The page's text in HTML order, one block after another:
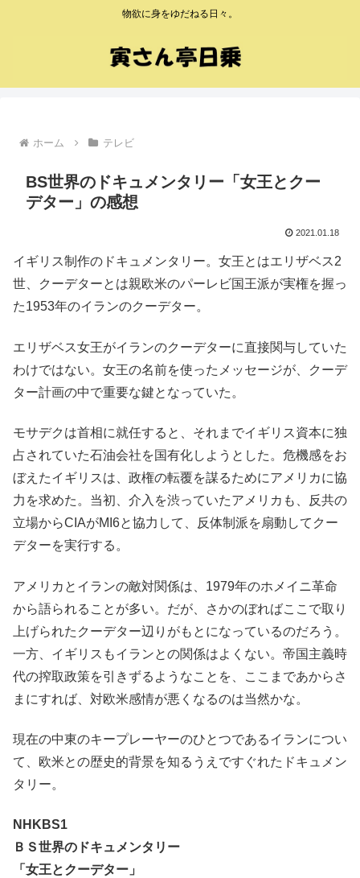
物欲に身をゆだねる日々。
ホーム テレビ
BS世界のドキュメンタリー「女王とクー
デター」の感想
2021.01.18
イギリス制作のドキュメンタリー。女王とはエリザベス2
世、クーデターとは親欧米のパーレビ国王派が実権を握っ
た1953年のイランのクーデター。
エリザベス女王がイランのクーデターに直接関与していた
わけではない。女王の名前を使ったメッセージが、クーデ
ター計画の中で重要な鍵となっていた。
モサデクは首相に就任すると、それまでイギリス資本に独
占されていた石油会社を国有化しようとした。危機感をお
ぼえたイギリスは、政権の転覆を謀るためにアメリカに協
力を求めた。当初、介入を渋っていたアメリカも、反共の
立場からCIAがMI6と協力して、反体制派を扇動してクー
デターを実行する。
アメリカとイランの敵対関係は、1979年のホメイニ革命
から語られることが多い。だが、さかのぼればここで取り
上げられたクーデター辺りがもとになっているのだろう。
一方、イギリスもイランとの関係はよくない。帝国主義時
代の搾取政策を引きずるようなことを、ここまであからさ
まにすれば、対欧米感情が悪くなるのは当然かな。
現在の中東のキープレーヤーのひとつであるイランについ
て、欧米との歴史的背景を知るうえですぐれたドキュメン
タリー。
NHKBS1
ＢＳ世界のドキュメンタリー
「女王とクーデター」